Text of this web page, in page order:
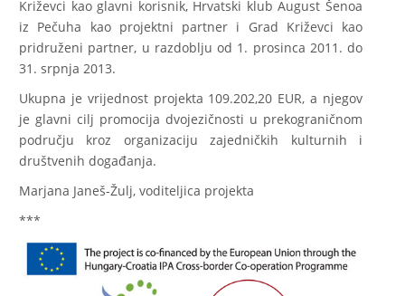
Križevci kao glavni korisnik, Hrvatski klub August Šenoa
iz Pečuha kao projektni partner i Grad Križevci kao
pridruženi partner, u razdoblju od 1. prosinca 2011. do
31. srpnja 2013.
Ukupna je vrijednost projekta 109.202,20 EUR, a njegov
je glavni cilj promocija dvojezičnosti u prekograničnom
području kroz organizaciju zajedničkih kulturnih i
društvenih događanja.
Marjana Janeš-Žulj, voditeljica projekta
***